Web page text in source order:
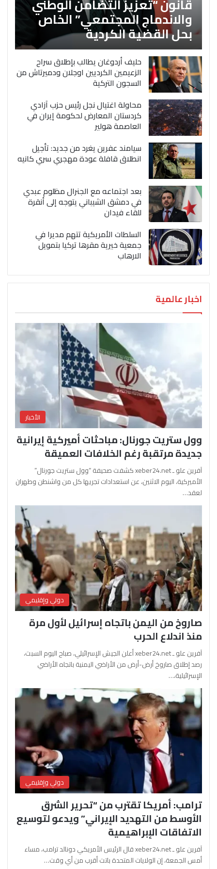
والاندماج المجتمعي” الخاص
بحل القضية الكردية
حليف أردوغان يطالب بإطلاق سراح
الزعيمين الكرديين اوجلان ودميرتاش من
السجون التركية
محاولة اغتيال نجل رئيس حزب آزادي
كردستان المعارض لحكومة إيران في
العاصمة هولير
سيامند عفرين يغرد من جديد: تأجيل
انطلاق قافلة عودة مهجري سري كانيه
بعد اجتماعه مع الجنرال مظلوم عبدي
في دمشق الشيباني يتوجه إلى أنقرة
للقاء فيدان
السلطات الأمريكية تتهم مديرا في
جمعية خيرية مقرها تركيا بتمويل
الارهاب
اخبار عالمية
الأخبار
وول ستريت جورنال: مباحثات أميركية إيرانية
جديدة مرتقبة رغم الخلافات العميقة
آفرين علو ـ xeber24.net كشفت صحيفة “وول ستريت جورنال”
الأميركية، اليوم الاثنين، عن استعدادات تجريها كل من واشنطن وطهران
لعقد…
دولي وإقليمي
صاروخ من اليمن باتجاه إسرائيل لأول مرة
منذ اندلاع الحرب
آفرين علو ـ xeber24.net أعلن الجيش الإسرائيلي، صباح اليوم السبت،
رصد إطلاق صاروخ أرض-أرض من الأراضي اليمنية باتجاه الأراضي
الإسرائيلية،…
دولي وإقليمي
ترامب: أمريكا تقترب من “تحرير الشرق
الأوسط من التهديد الإيراني” ويدعو لتوسيع
الاتفاقات الإبراهيمية
آفرين علو ـ xeber24.net قال الرئيس الأمريكي دونالد ترامب، مساء
أمس الجمعة، إن الولايات المتحدة باتت أقرب من أي وقت…